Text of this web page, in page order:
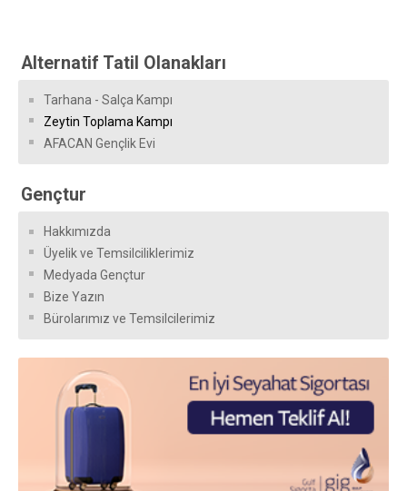
Alternatif Tatil Olanakları
Tarhana - Salça Kampı
Zeytin Toplama Kampı
AFACAN Gençlik Evi
Gençtur
Hakkımızda
Üyelik ve Temsilciliklerimiz
Medyada Gençtur
Bize Yazın
Bürolarımız ve Temsilcilerimiz